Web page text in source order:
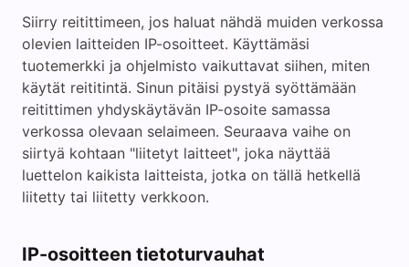
Siirry reitittimeen, jos haluat nähdä muiden verkossa
olevien laitteiden IP-osoitteet. Käyttämäsi
tuotemerkki ja ohjelmisto vaikuttavat siihen, miten
käytät reititintä. Sinun pitäisi pystyä syöttämään
reitittimen yhdyskäytävän IP-osoite samassa
verkossa olevaan selaimeen. Seuraava vaihe on
siirtyä kohtaan "liitetyt laitteet", joka näyttää
luettelon kaikista laitteista, jotka on tällä hetkellä
liitetty tai liitetty verkkoon.
IP-osoitteen tietoturvauhat